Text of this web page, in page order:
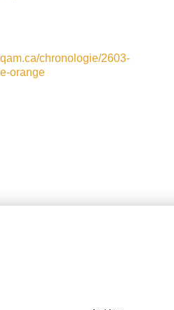
chronologie/2603-
orange